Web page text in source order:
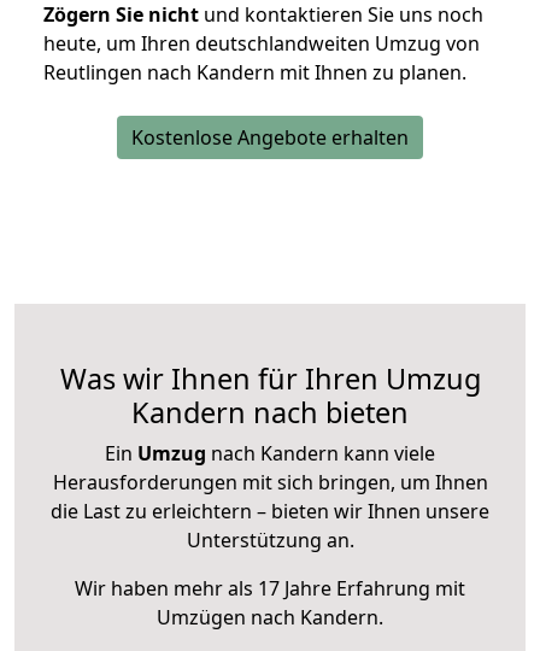
Zögern Sie nicht und kontaktieren Sie uns noch
heute, um Ihren deutschlandweiten Umzug von
Reutlingen nach Kandern mit Ihnen zu planen.
Kostenlose Angebote erhalten
Was wir Ihnen für Ihren Umzug
Kandern nach bieten
Ein Umzug nach Kandern kann viele
Herausforderungen mit sich bringen, um Ihnen
die Last zu erleichtern – bieten wir Ihnen unsere
Unterstützung an.
Wir haben mehr als 17 Jahre Erfahrung mit
Umzügen nach Kandern.